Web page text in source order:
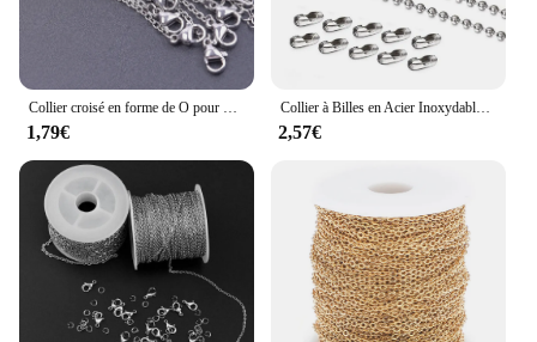
Collier croisé en forme de O pour hommes et femmes, acier inoxydable, composants de bricolage, fait à la main, bricolage exécutif, vente en gros, 45cm, 1.5mm, 1.6mm, 10 pièces
1,79€
Collier à Billes en Acier Inoxydable pour Pendentif ou Étiquette de Chien, Bijoux avec 10 Connecteurs, 1,2-6mm de Large, Vente en Gros
2,57€